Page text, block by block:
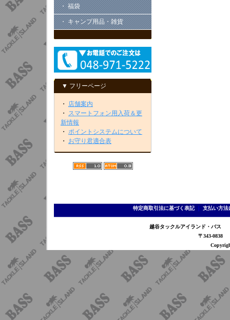
・ 福袋
・ キャンプ用品・雑貨
▼ フリーページ
・ 店舗案内
・ スマートフォン用入荷＆更
新情報
・ ポイントシステムについて
・ お守り君適合表
特定商取引法に基づく表記｜ 支払い方法
越谷タックルアイランド・バ
〒343-0838